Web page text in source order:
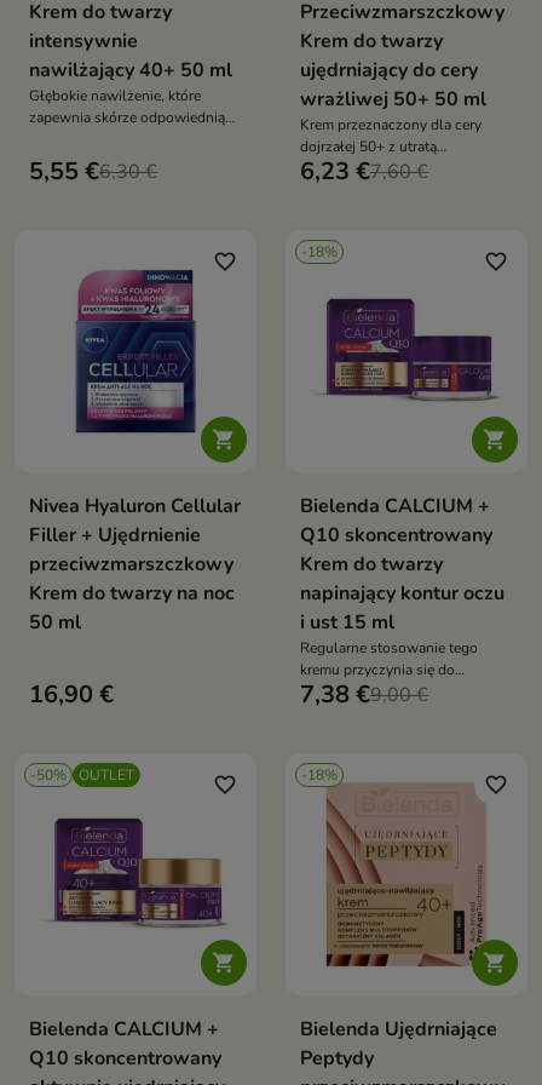
Krem do twarzy
intensywnie
nawilżający 40+ 50 ml
Głębokie nawilżenie, które
zapewnia skórze odpowiednią
5,55 €6,30 €
Przeciwzmarszczkowy
Krem do twarzy
ujędrniający do cery
wrażliwej 50+ 50 ml
Krem przeznaczony dla cery
dojrzałej 50+ z utratą
elastyczności, wzbogacony o
6,23 €7,60 €

favorite_border
Nivea Hyaluron Cellular
Filler + Ujędrnienie
przeciwzmarszczkowy
Krem do twarzy na noc
50 ml
16,90 €
-18%

favorite_border
Bielenda CALCIUM +
Q10 skoncentrowany
Krem do twarzy
napinający kontur oczu
i ust 15 ml
Regularne stosowanie tego
kremu przyczynia się do
poprawy elastyczności, redukcji
7,38 €9,00 €
-50% OUTLET

favorite_border
Bielenda CALCIUM +
Q10 skoncentrowany
-18%

favorite_border
Bielenda Ujędrniające
Peptydy